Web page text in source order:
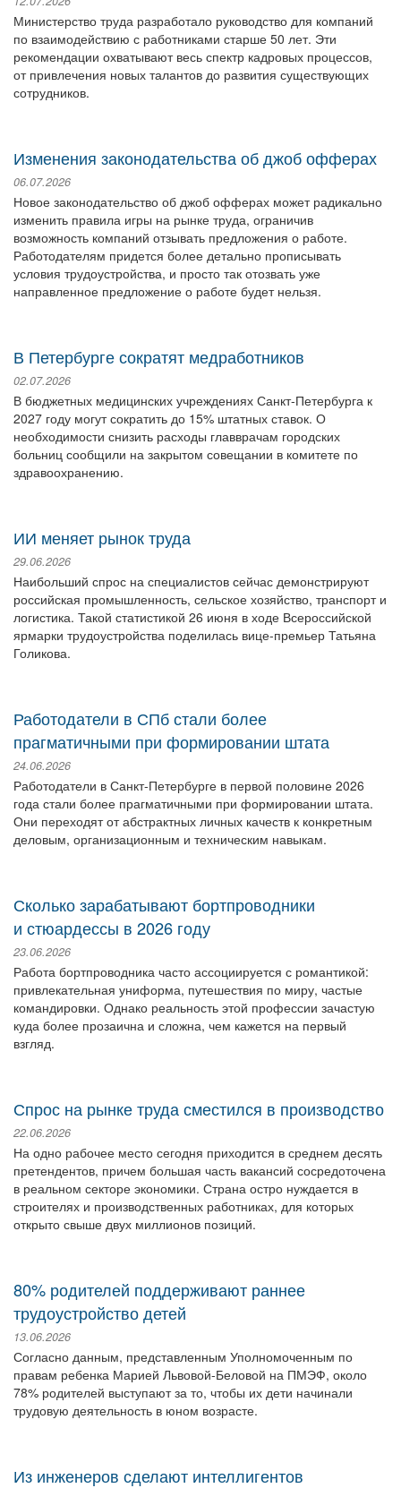
Министерство труда разработало руководство для компаний
по взаимодействию с работниками старше 50 лет. Эти
рекомендации охватывают весь спектр кадровых процессов,
от привлечения новых талантов до развития существующих
сотрудников.
Изменения законодательства об джоб офферах
06.07.2026
Новое законодательство об джоб офферах может радикально
изменить правила игры на рынке труда, ограничив
возможность компаний отзывать предложения о работе.
Работодателям придется более детально прописывать
условия трудоустройства, и просто так отозвать уже
направленное предложение о работе будет нельзя.
В Петербурге сократят медработников
02.07.2026
В бюджетных медицинских учреждениях Санкт-Петербурга к
2027 году могут сократить до 15% штатных ставок. О
необходимости снизить расходы главврачам городских
больниц сообщили на закрытом совещании в комитете по
здравоохранению.
ИИ меняет рынок труда
29.06.2026
Наибольший спрос на специалистов сейчас демонстрируют
российская промышленность, сельское хозяйство, транспорт и
логистика. Такой статистикой 26 июня в ходе Всероссийской
ярмарки трудоустройства поделилась вице-премьер Татьяна
Голикова.
Работодатели в СПб стали более
прагматичными при формировании штата
24.06.2026
Работодатели в Санкт-Петербурге в первой половине 2026
года стали более прагматичными при формировании штата.
Они переходят от абстрактных личных качеств к конкретным
деловым, организационным и техническим навыкам.
Сколько зарабатывают бортпроводники
и стюардессы в 2026 году
23.06.2026
Работа бортпроводника часто ассоциируется с романтикой:
привлекательная униформа, путешествия по миру, частые
командировки. Однако реальность этой профессии зачастую
куда более прозаична и сложна, чем кажется на первый
взгляд.
Спрос на рынке труда сместился в производство
22.06.2026
На одно рабочее место сегодня приходится в среднем десять
претендентов, причем большая часть вакансий сосредоточена
в реальном секторе экономики. Страна остро нуждается в
строителях и производственных работниках, для которых
открыто свыше двух миллионов позиций.
80% родителей поддерживают раннее
трудоустройство детей
13.06.2026
Согласно данным, представленным Уполномоченным по
правам ребенка Марией Львовой-Беловой на ПМЭФ, около
78% родителей выступают за то, чтобы их дети начинали
трудовую деятельность в юном возрасте.
Из инженеров сделают интеллигентов